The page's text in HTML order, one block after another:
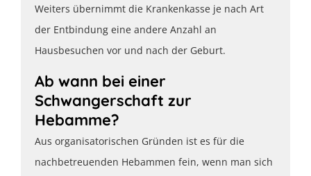
Weiters übernimmt die Krankenkasse je nach Art
der Entbindung eine andere Anzahl an
Hausbesuchen vor und nach der Geburt.
Ab wann bei einer
Schwangerschaft zur
Hebamme?
Aus organisatorischen Gründen ist es für die
nachbetreuenden Hebammen fein, wenn man sich